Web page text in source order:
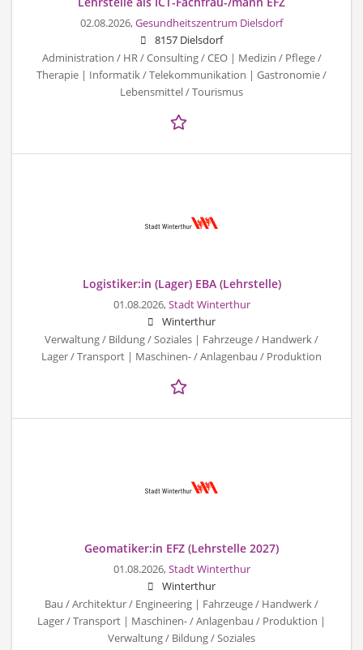
02.08.2026,Gesundheitszentrum Dielsdorf
8157 Dielsdorf
Administration / HR / Consulting / CEO | Medizin / Pflege /
Therapie | Informatik / Telekommunikation | Gastronomie /
Lebensmittel / Tourismus
Logistiker:in (Lager) EBA (Lehrstelle)
01.08.2026,Stadt Winterthur
Winterthur
Verwaltung / Bildung / Soziales | Fahrzeuge / Handwerk /
Lager / Transport | Maschinen- / Anlagenbau / Produktion
Geomatiker:in EFZ (Lehrstelle 2027)
01.08.2026,Stadt Winterthur
Winterthur
Bau / Architektur / Engineering | Fahrzeuge / Handwerk /
Lager / Transport | Maschinen- / Anlagenbau / Produktion |
Verwaltung / Bildung / Soziales